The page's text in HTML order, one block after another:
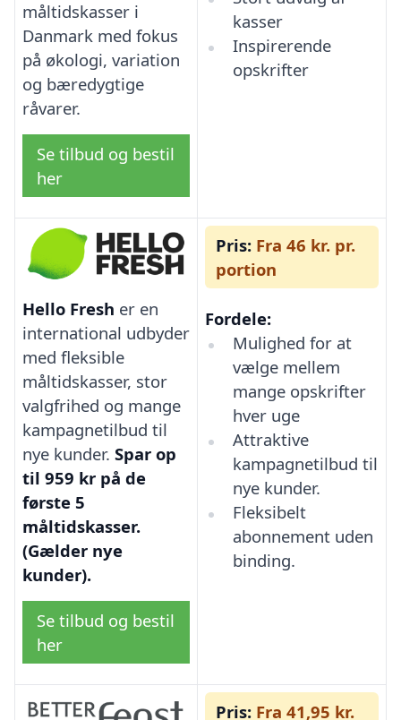
måltidskasser i
Danmark med fokus
på økologi, variation
og bæredygtige
råvarer.
Se tilbud og bestil
her
kasser
Inspirerende
opskrifter
Hello Fresh er en
international udbyder
med fleksible
måltidskasser, stor
valgfrihed og mange
kampagnetilbud til
nye kunder. Spar op
til 959 kr på de
første 5
måltidskasser.
(Gælder nye
kunder).
Se tilbud og bestil
her
Pris: Fra 46 kr. pr.
portion
Fordele:
Mulighed for at
vælge mellem
mange opskrifter
hver uge
Attraktive
kampagnetilbud til
nye kunder.
Fleksibelt
abonnement uden
binding.
Pris: Fra 41,95 kr.